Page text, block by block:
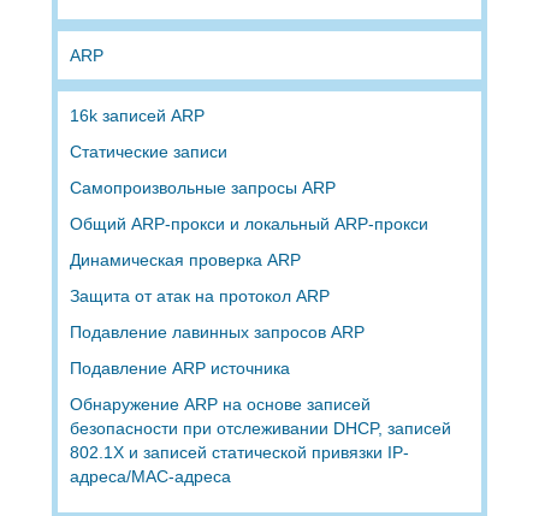
ARP
16k записей ARP
Статические записи
Самопроизвольные запросы ARP
Общий ARP-прокси и локальный ARP-прокси
Динамическая проверка ARP
Защита от атак на протокол ARP
Подавление лавинных запросов ARP
Подавление ARP источника
Обнаружение ARP на основе записей
безопасности при отслеживании DHCP, записей
802.1X и записей статической привязки IP-
адреса/MAC-адреса